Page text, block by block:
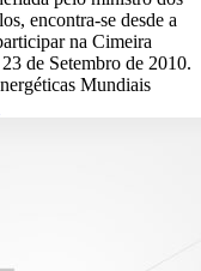
encontra-se desde a
na Cimeira
de Setembro de 2010.
Mundiais